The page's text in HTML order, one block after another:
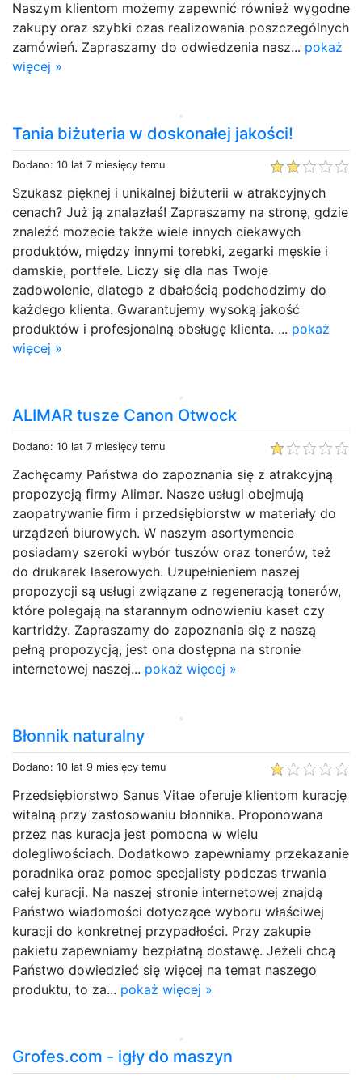
Naszym klientom możemy zapewnić również wygodne
zakupy oraz szybki czas realizowania poszczególnych
zamówień. Zapraszamy do odwiedzenia nasz... pokaż
więcej »
Tania biżuteria w doskonałej jakości!
Dodano: 10 lat 7 miesięcy temu
Szukasz pięknej i unikalnej biżuterii w atrakcyjnych
cenach? Już ją znalazłaś! Zapraszamy na stronę, gdzie
znaleźć możecie także wiele innych ciekawych
produktów, między innymi torebki, zegarki męskie i
damskie, portfele. Liczy się dla nas Twoje
zadowolenie, dlatego z dbałością podchodzimy do
każdego klienta. Gwarantujemy wysoką jakość
produktów i profesjonalną obsługę klienta. ... pokaż
więcej »
ALIMAR tusze Canon Otwock
Dodano: 10 lat 7 miesięcy temu
Zachęcamy Państwa do zapoznania się z atrakcyjną
propozycją firmy Alimar. Nasze usługi obejmują
zaopatrywanie firm i przedsiębiorstw w materiały do
urządzeń biurowych. W naszym asortymencie
posiadamy szeroki wybór tuszów oraz tonerów, też
do drukarek laserowych. Uzupełnieniem naszej
propozycji są usługi związane z regeneracją tonerów,
które polegają na starannym odnowieniu kaset czy
kartridży. Zapraszamy do zapoznania się z naszą
pełną propozycją, jest ona dostępna na stronie
internetowej naszej... pokaż więcej »
Błonnik naturalny
Dodano: 10 lat 9 miesięcy temu
Przedsiębiorstwo Sanus Vitae oferuje klientom kurację
witalną przy zastosowaniu błonnika. Proponowana
przez nas kuracja jest pomocna w wielu
dolegliwościach. Dodatkowo zapewniamy przekazanie
poradnika oraz pomoc specjalisty podczas trwania
całej kuracji. Na naszej stronie internetowej znajdą
Państwo wiadomości dotyczące wyboru właściwej
kuracji do konkretnej przypadłości. Przy zakupie
pakietu zapewniamy bezpłatną dostawę. Jeżeli chcą
Państwo dowiedzieć się więcej na temat naszego
produktu, to za... pokaż więcej »
Grofes.com - igły do maszyn